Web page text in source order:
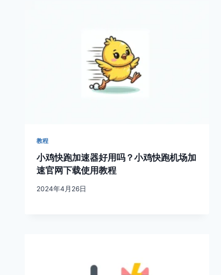
教程
小鸡快跑加速器好用吗？小鸡快跑机场加
速官网下载使用教程
2024年4月26日